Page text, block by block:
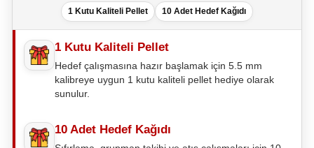
1 Kutu Kaliteli Pellet 10 Adet Hedef Kağıdı
1 Kutu Kaliteli Pellet
Hedef çalışmasına hazır başlamak için 5.5 mm
kalibreye uygun 1 kutu kaliteli pellet hediye olarak
sunulur.
10 Adet Hedef Kağıdı